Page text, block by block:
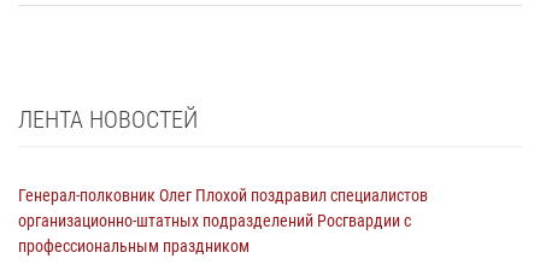
ЛЕНТА НОВОСТЕЙ
Генерал-полковник Олег Плохой поздравил специалистов
организационно-штатных подразделений Росгвардии с
профессиональным праздником